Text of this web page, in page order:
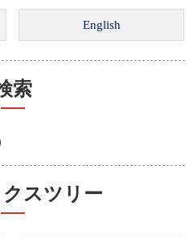
索
スツリー